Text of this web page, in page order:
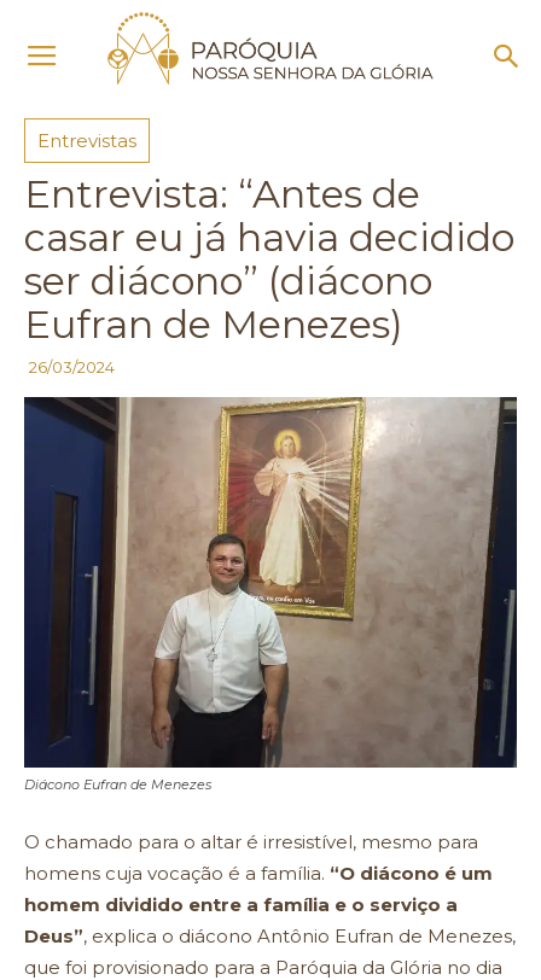
Entrevistas
Entrevistas
Entrevista: “Antes de
casar eu já havia decidido
ser diácono” (diácono
Eufran de Menezes)
26/03/2024
Diácono Eufran de Menezes
O chamado para o altar é irresistível, mesmo para
homens cuja vocação é a família. “O diácono é um
homem dividido entre a família e o serviço a
Deus”, explica o diácono Antônio Eufran de Menezes,
que foi provisionado para a Paróquia da Glória no dia